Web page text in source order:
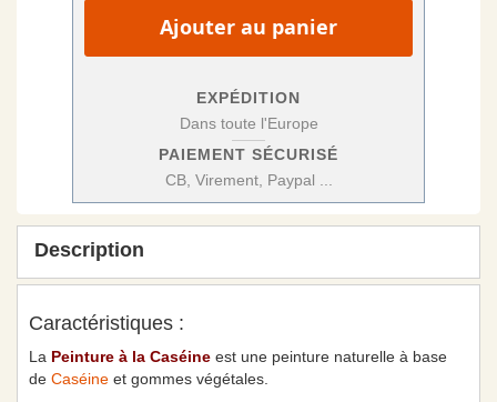
Ajouter au panier
EXPÉDITION
Dans toute l'Europe
PAIEMENT SÉCURISÉ
CB, Virement, Paypal ...
Description
Caractéristiques :
La Peinture à la Caséine est une peinture naturelle à base
de Caséine et gommes végétales.